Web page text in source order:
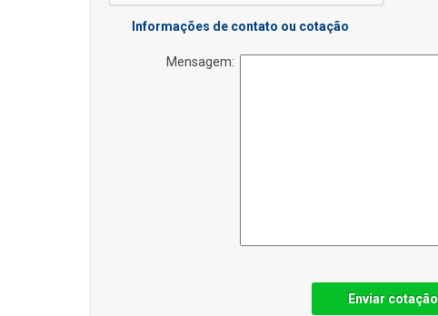
Informações de contato ou cotação
Mensagem:
Enviar cotação